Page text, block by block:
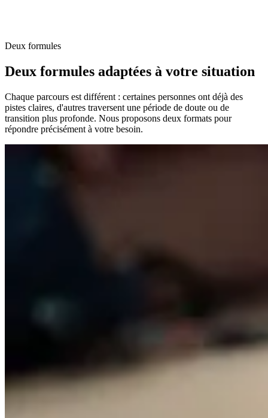
Deux formules
Deux formules adaptées à votre situation
Chaque parcours est différent : certaines personnes ont déjà des
pistes claires, d'autres traversent une période de doute ou de
transition plus profonde. Nous proposons deux formats pour
répondre précisément à votre besoin.